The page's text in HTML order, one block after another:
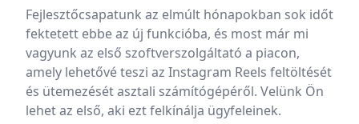
Fejlesztőcsapatunk az elmúlt hónapokban sok időt
fektetett ebbe az új funkcióba, és most már mi
vagyunk az első szoftverszolgáltató a piacon,
amely lehetővé teszi az Instagram Reels feltöltését
és ütemezését asztali számítógépéről. Velünk Ön
lehet az első, aki ezt felkínálja ügyfeleinek.